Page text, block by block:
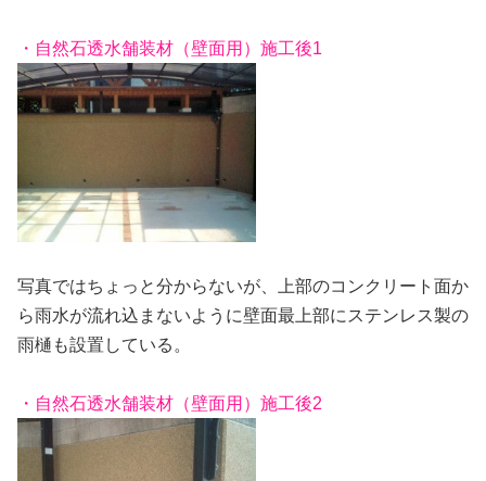
・自然石透水舗装材（壁面用）施工後1
写真ではちょっと分からないが、上部のコンクリート面か
ら雨水が流れ込まないように壁面最上部にステンレス製の
雨樋も設置している。
・自然石透水舗装材（壁面用）施工後2